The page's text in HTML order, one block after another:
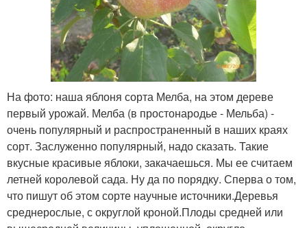
На фото: наша яблоня сорта Мелба, на этом дереве
первый урожай. Мелба (в простонародье - Мельба) -
очень популярный и распространенный в наших краях
сорт. Заслуженно популярный, надо сказать. Такие
вкусные красивые яблоки, закачаешься. Мы ее считаем
летней королевой сада. Ну да по порядку. Сперва о том,
что пишут об этом сорте научные источники.Деревья
среднерослые, с округлой кроной.Плоды средней или